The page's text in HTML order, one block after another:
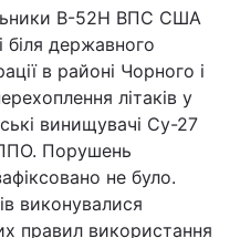
В-52Н ВПС США
біля державного
в районі Чорного і
літаків у
винищувачі Су-27
Порушень
не було.
виконувалися
правил використання